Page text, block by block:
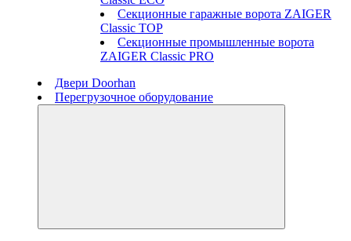
Секционные гаражные ворота ZAIGER
Classic TOP
Секционные промышленные ворота
ZAIGER Classic PRO
Двери Doorhan
Перегрузочное оборудование